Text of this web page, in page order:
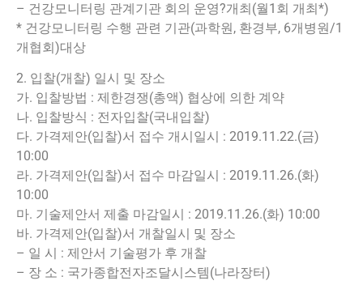
– 건강모니터링 관계기관 회의 운영?개최(월1회 개최*)
* 건강모니터링 수행 관련 기관(과학원, 환경부, 6개병원/1
개협회)대상
2. 입찰(개찰) 일시 및 장소
가. 입찰방법 : 제한경쟁(총액) 협상에 의한 계약
나. 입찰방식 : 전자입찰(국내입찰)
다. 가격제안(입찰)서 접수 개시일시 : 2019.11.22.(금)
10:00
라. 가격제안(입찰)서 접수 마감일시 : 2019.11.26.(화)
10:00
마. 기술제안서 제출 마감일시 : 2019.11.26.(화) 10:00
바. 가격제안(입찰)서 개찰일시 및 장소
– 일 시 : 제안서 기술평가 후 개찰
– 장 소 : 국가종합전자조달시스템(나라장터)